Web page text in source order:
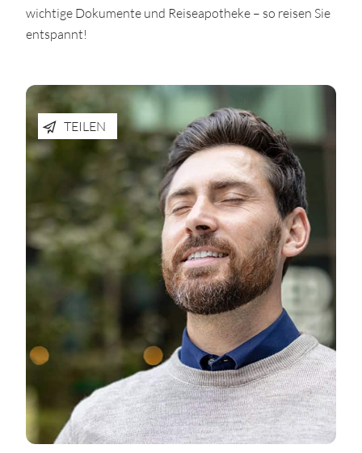
wichtige Dokumente und Reiseapotheke – so reisen Sie
entspannt!
TEILEN